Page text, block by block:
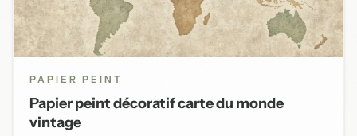
PAPIER PEINT
Papier peint décoratif carte du monde
vintage